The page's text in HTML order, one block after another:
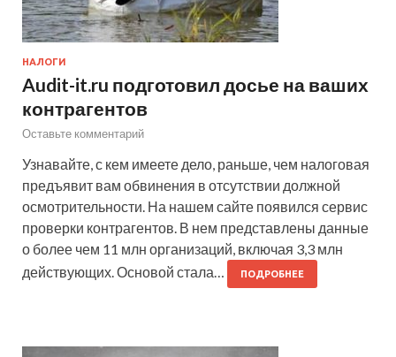
НАЛОГИ
Audit-it.ru подготовил досье на ваших
контрагентов
Оставьте комментарий
Узнавайте, с кем имеете дело, раньше, чем налоговая
предъявит вам обвинения в отсутствии должной
осмотрительности. На нашем сайте появился сервис
проверки контрагентов. В нем представлены данные
о более чем 11 млн организаций, включая 3,3 млн
действующих. Основой стала…
ПОДРОБНЕЕ